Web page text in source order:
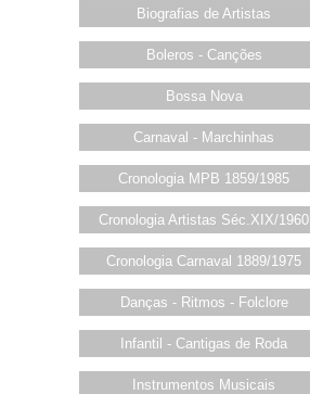
Biografias de Artistas
Boleros - Canções
Bossa Nova
Carnaval - Marchinhas
Cronologia MPB 1859/1985
Cronologia Artistas Séc.XIX/1960
Cronologia Carnaval 1889/1975
Danças - Ritmos - Folclore
Infantil - Cantigas de Roda
Instrumentos Musicais